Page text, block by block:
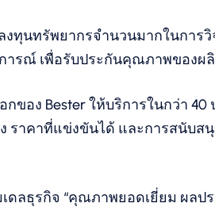
งทุนทรัพยากรจำนวนมากในกา
ารณ์ เพื่อรับประกันคุณภาพของ
อง Bester ให้บริการในกว่า
คาที่แข่งขันได้ และการสนับส
เดลธุรกิจ “คุณภาพยอดเยี่ยม ผ